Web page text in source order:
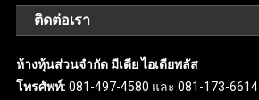
ติดต่อเรา
ห้างหุ้นส่วนจำกัด มีเดีย ไอเดียพลัส
โทรศัพท์: 081-497-4580 และ 081-173-6614